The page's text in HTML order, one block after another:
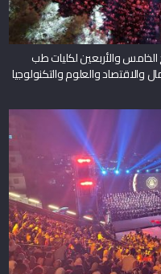
والأربعين لكليات طب
والاقتصاد والعلوم والتكنولوجيا